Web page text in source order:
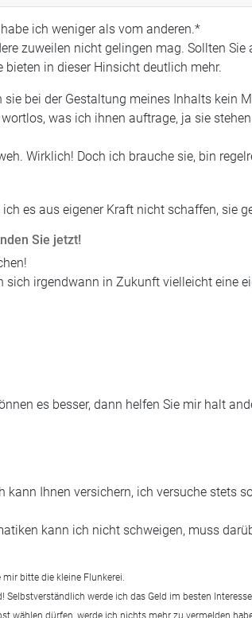
ich weniger als vom anderen.*
zuweilen nicht gelingen mag. Sollten
bieten in dieser Hinsicht deutlich mehr.
bei der Gestaltung meines Inhalts kein
was ich ihnen auftrage, ja sie
Wirklich! Doch ich brauche sie, bin
es aus eigener Kraft nicht schaffen, sie
Sie jetzt!
irgendwann in Zukunft vielleicht eine
es besser, dann helfen Sie mir halt
Ihnen versichern, ich versuche stets
kann ich nicht schweigen, muss
bitte die kleine Flunkerei.
werde ich das Geld im besten
dürfen, werde ich nichts mehr zu vermelden